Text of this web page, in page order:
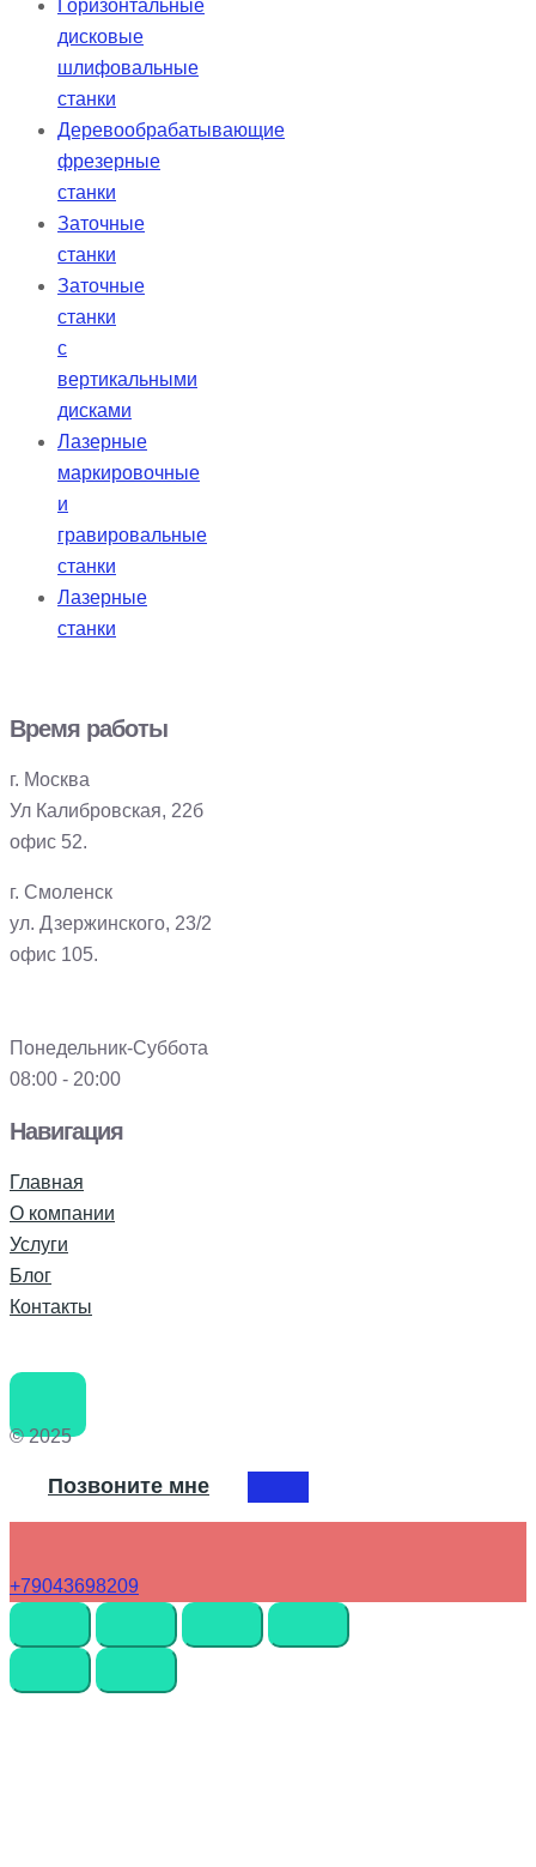
Горизонтальные
дисковые
шлифовальные
станки
Деревообрабатывающие
фрезерные
станки
Заточные
станки
Заточные
станки
с
вертикальными
дисками
Лазерные
маркировочные
и
гравировальные
станки
Лазерные
станки
Время работы
г. Москва
Ул Калибровская, 22б
офис 52.
г. Смоленск
ул. Дзержинского, 23/2
офис 105.
Понедельник-Суббота
08:00 - 20:00
Навигация
Главная
О компании
Услуги
Блог
Контакты
© 2025
Позвоните мне
+79043698209